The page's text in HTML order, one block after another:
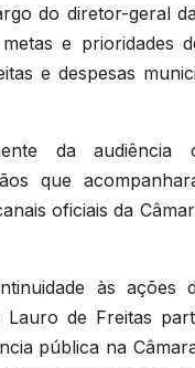
do diretor-geral
e prioridades
e despesas
da
que
oficiais da
às ações
de Freitas
pública na